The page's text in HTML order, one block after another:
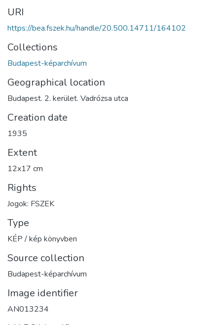
URI
https://bea.fszek.hu/handle/20.500.14711/164102
Collections
Budapest-képarchívum
Geographical location
Budapest. 2. kerület. Vadrózsa utca
Creation date
1935
Extent
12x17 cm
Rights
Jogok: FSZEK
Type
KÉP / kép könyvben
Source collection
Budapest-képarchívum
Image identifier
AN013234